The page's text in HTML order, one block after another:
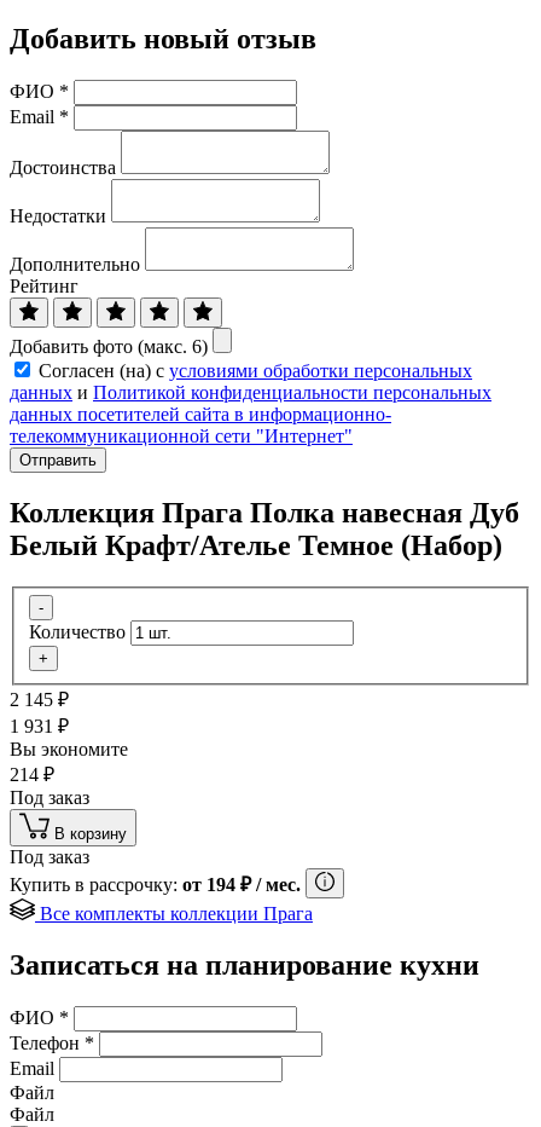
Добавить новый отзыв
ФИО *
Email *
Достоинства
Недостатки
Дополнительно
Рейтинг
Добавить фото (макс. 6)
Согласен (на) с условиями обработки персональных
данных и Политикой конфиденциальности персональных
данных посетителей сайта в информационно-
телекоммуникационной сети "Интернет"
Отправить
Коллекция Прага Полка навесная Дуб
Белый Крафт/Ателье Темное (Набор)
-
Количество
+
2 145 ₽
1 931 ₽
Вы экономите
214 ₽
Под заказ
В корзину
Под заказ
Купить в рассрочку: от 194 ₽/ мес.
Все комплекты коллекции Прага
Записаться на планирование кухни
ФИО *
Телефон *
Email
Файл
Файл